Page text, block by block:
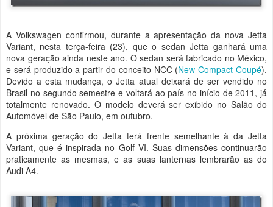
A Volkswagen confirmou, durante a apresentação da nova Jetta
Variant, nesta terça-feira (23), que o sedan Jetta ganhará uma
nova geração ainda neste ano. O sedan será fabricado no México,
e será produzido a partir do conceito NCC (New Compact Coupé).
Devido a esta mudança, o Jetta atual deixará de ser vendido no
Brasil no segundo semestre e voltará ao país no início de 2011, já
totalmente renovado. O modelo deverá ser exibido no Salão do
Automóvel de São Paulo, em outubro.
A próxima geração do Jetta terá frente semelhante à da Jetta
Variant, que é inspirada no Golf VI. Suas dimensões continuarão
praticamente as mesmas, e as suas lanternas lembrarão as do
Audi A4.